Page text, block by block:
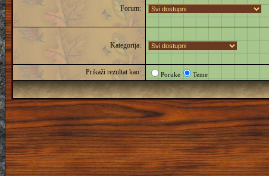
Forum:
Kategorija:
Prikaži rezultat kao: Poruke Teme